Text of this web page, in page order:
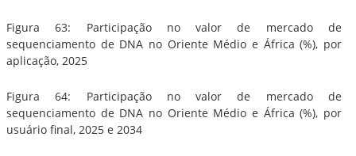
Figura 63: Participação no valor de mercado de
sequenciamento de DNA no Oriente Médio e África (%), por
aplicação, 2025
Figura 64: Participação no valor de mercado de
sequenciamento de DNA no Oriente Médio e África (%), por
usuário final, 2025 e 2034